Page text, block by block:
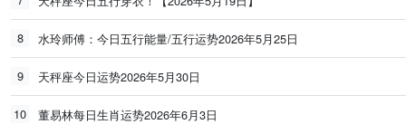
8 水玲师傅：今日五行能量/五行运势2026年5月25日
9 天秤座今日运势2026年5月30日
10 董易林每日生肖运势2026年6月3日